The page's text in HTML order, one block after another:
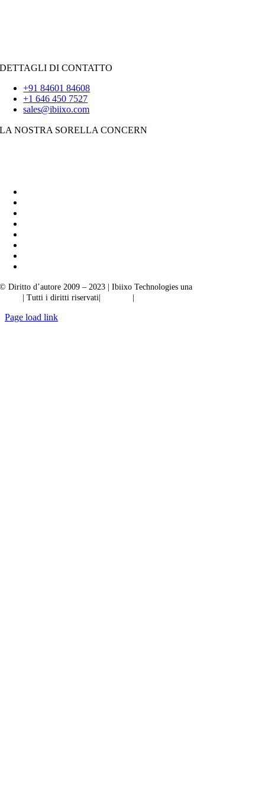
DETTAGLI DI CONTATTO
+91 84601 84608
+1 646 450 7527
sales@ibiixo.com
LA NOSTRA SORELLA CONCERN
© Diritto d’autore 2009 – 2023 | Ibiixo Technologies una
| Tutti i diritti riservati| |
Page load link